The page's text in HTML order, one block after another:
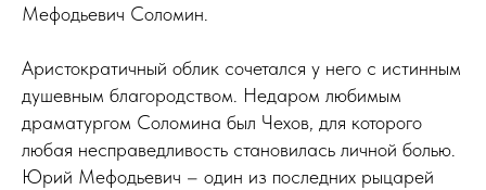
Мефодьевич Соломин.
Аристократичный облик сочетался у него с истинным
душевным благородством. Недаром любимым
драматургом Соломина был Чехов, для которого
любая несправедливость становилась личной болью.
Юрий Мефодьевич – один из последних рыцарей